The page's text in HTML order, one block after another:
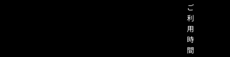
ご
利
用
時
間